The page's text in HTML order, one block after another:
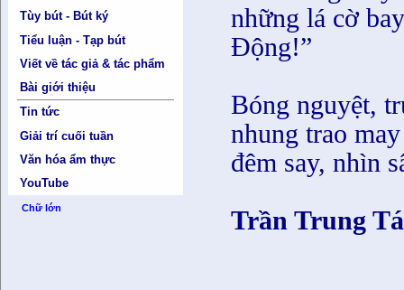
Tùy bút - Bút ký
Tiểu luận - Tạp bút
Viết về tác giả & tác phẩm
Bài giới thiệu
Tin tức
Giải trí cuối tuần
Văn hóa ẩm thực
YouTube
Chữ lớn
những lá cờ
Động!”
Bóng nguyệt,
nhung trao
đêm say, nhìn
Trần Trung Tá